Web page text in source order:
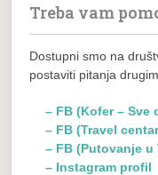
Treba vam
Dostupni smo na
postaviti pitanja
– FB (Kofer – Sve
– FB (Travel
– FB (Putovanje u
– Instagram profil